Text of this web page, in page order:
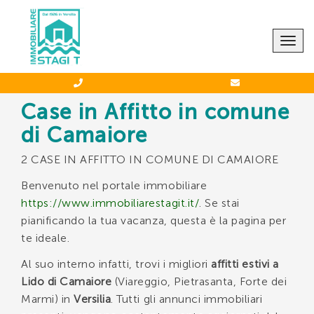
Case in Affitto in comune
di Camaiore
2 CASE IN AFFITTO IN COMUNE DI CAMAIORE
Benvenuto nel portale immobiliare
https://www.immobiliarestagit.it/. Se stai
pianificando la tua vacanza, questa è la pagina per
te ideale.
Al suo interno infatti, trovi i migliori affitti estivi a
Lido di Camaiore (Viareggio, Pietrasanta, Forte dei
Marmi) inVersilia. Tutti gli annunci immobiliari
CONTATTACI
Agenzia STAGI T.
0584 66039 - 388 5744349
*Il tuo indirizzo Email